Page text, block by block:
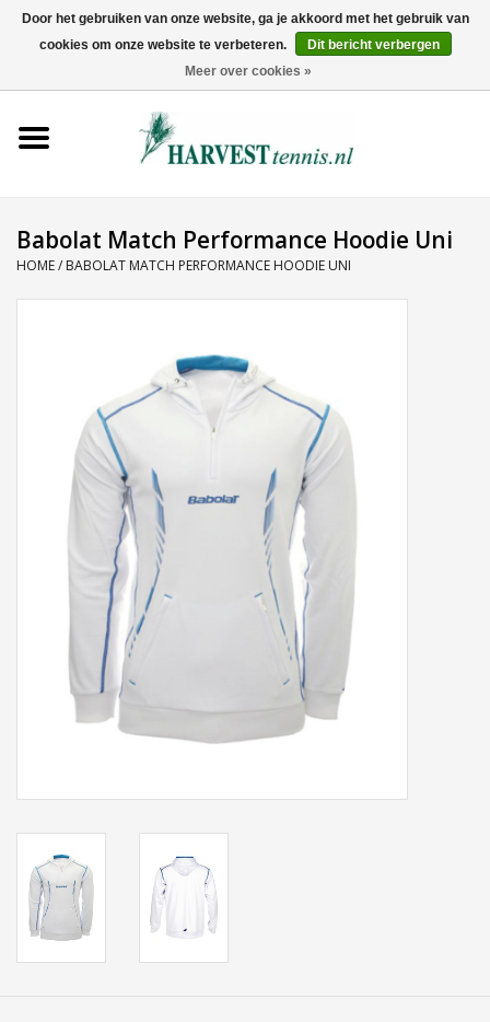
0 Artikelen - €0,00
Tenniskleding
Babolat Match Performance Hoodie Uni
HOME/ BABOLAT MATCH PERFORMANCE HOODIE UNI
Door het gebruiken van onze website, ga je akkoord met het gebruik van
cookies om onze website te verbeteren.
Dit bericht verbergen
Meer over cookies »